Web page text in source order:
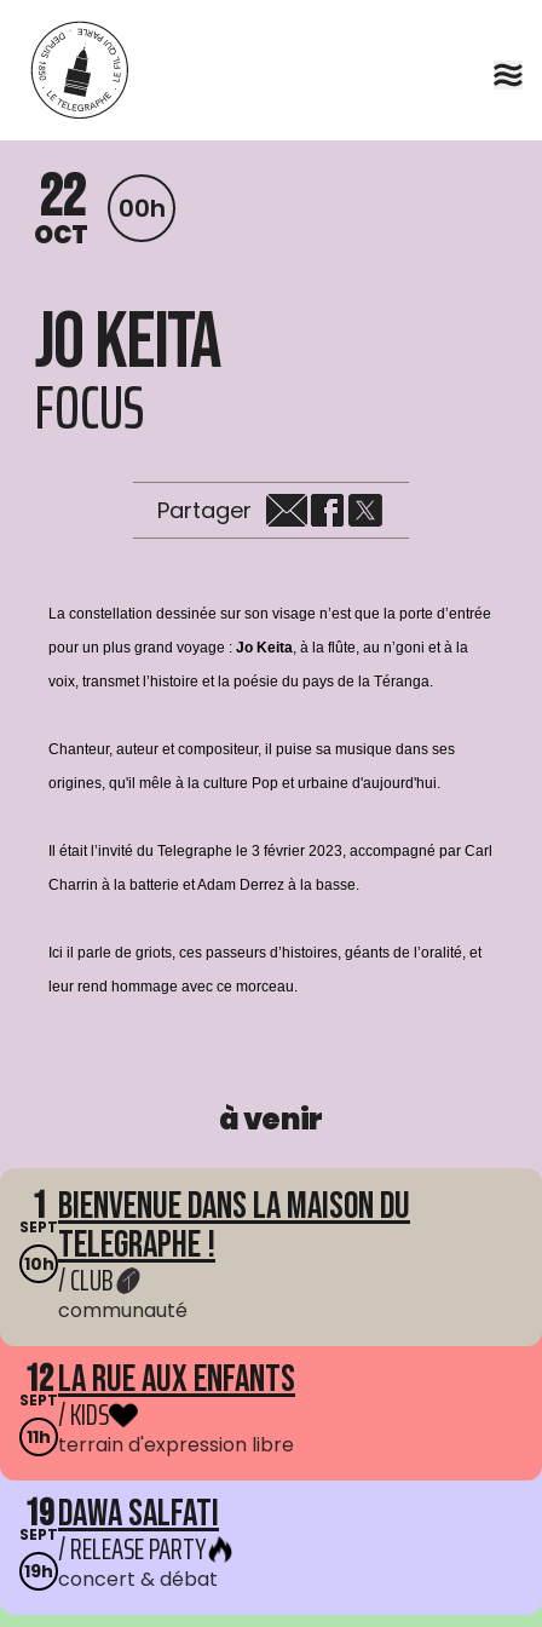
Aller au contenu principal
22
OCT
00h
Jo Keita
FOCUS
Partager
La constellation dessinée sur son visage n’est que la porte d’entrée
pour un plus grand voyage : Jo Keita, à la flûte, au n’goni et à la
voix, transmet l’histoire et la poésie du pays de la Téranga.
Chanteur, auteur et compositeur, il puise sa musique dans ses
origines, qu'il mêle à la culture Pop et urbaine d'aujourd'hui.
Il était l’invité du Telegraphe le 3 février 2023, accompagné par Carl
Charrin à la batterie et Adam Derrez à la basse.
Ici il parle de griots, ces passeurs d’histoires, géants de l’oralité, et
leur rend hommage avec ce morceau.
à venir
1
SEPT
10h
Bienvenue dans La Maison du
Telegraphe !
/ CLUB
communauté
12
SEPT
11h
La Rue aux enfants
/ KIDS
terrain d'expression libre
19
SEPT
19h
Dawa Salfati
/ RELEASE PARTY
concert & débat